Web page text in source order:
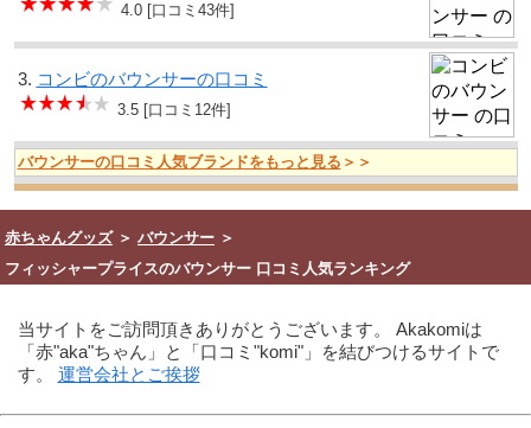
4.0 [口コミ43件]
3. コンビのバウンサーの口コミ
3.5 [口コミ12件]
バウンサーの口コミ人気ブランドをもっと見る ＞＞
赤ちゃんグッズ＞ バウンサー ＞
フィッシャープライスのバウンサー 口コミ人気ランキング
当サイトをご訪問頂きありがとうございます。 Akakomiは
「赤"aka"ちゃん」と「口コミ"komi"」を結びつけるサイトで
す。 運営会社とご挨拶